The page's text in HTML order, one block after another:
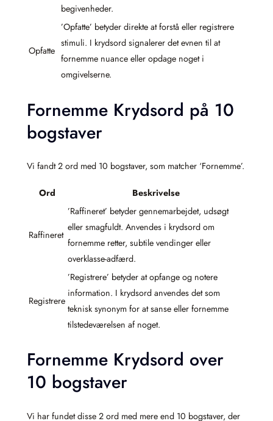
begivenheder.
Opfatte
’Opfatte’ betyder direkte at forstå eller registrere
stimuli. I krydsord signalerer det evnen til at
fornemme nuance eller opdage noget i
omgivelserne.
Fornemme Krydsord på 10
bogstaver
Vi fandt 2 ord med 10 bogstaver, som matcher ‘Fornemme’.
Ord Beskrivelse
Raffineret
’Raffineret’ betyder gennemarbejdet, udsøgt
eller smagfuldt. Anvendes i krydsord om
fornemme retter, subtile vendinger eller
overklasse-adfærd.
Registrere
’Registrere’ betyder at opfange og notere
information. I krydsord anvendes det som
teknisk synonym for at sanse eller fornemme
tilstedeværelsen af noget.
Fornemme Krydsord over
10 bogstaver
Vi har fundet disse 2 ord med mere end 10 bogstaver, der